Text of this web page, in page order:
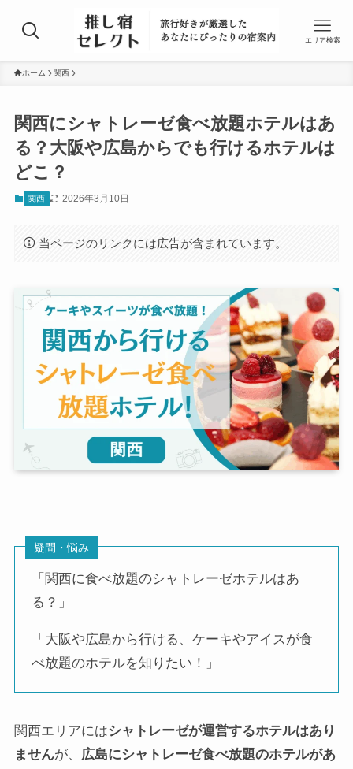
エリア検索
ホーム 関西
関西にシャトレーゼ食べ放題ホテルはあ
る？大阪や広島からでも行けるホテルは
どこ？
関西 2026年3月10日
当ページのリンクには広告が含まれています。
疑問・悩み
「関西に食べ放題のシャトレーゼホテルはあ
る？」
「大阪や広島から行ける、ケーキやアイスが食
べ放題のホテルを知りたい！」
関西エリアにはシャトレーゼが運営するホテルはあり
ませんが、 広島にシャトレーゼ食べ放題のホテルがあ